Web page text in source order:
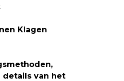
Klagen
van het